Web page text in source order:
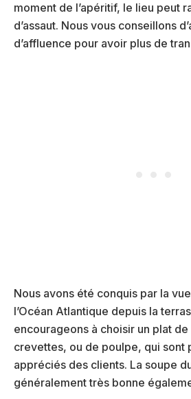
moment de l’apéritif, le lieu peut
d’assaut. Nous vous conseillons
d’affluence pour avoir plus de
Nous avons été conquis par la
l’Océan Atlantique depuis la
encourageons à choisir un plat
crevettes, ou de poulpe, qui sont
appréciés des clients. La soupe
généralement très bonne